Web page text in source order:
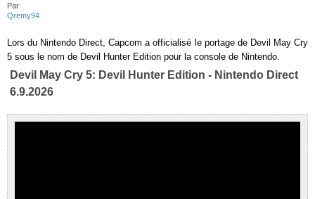
Par
Qremy94
Lors du Nintendo Direct, Capcom a officialisé le portage de Devil May Cry
5 sous le nom de Devil Hunter Edition pour la console de Nintendo.
Devil May Cry 5: Devil Hunter Edition - Nintendo Direct
6.9.2026